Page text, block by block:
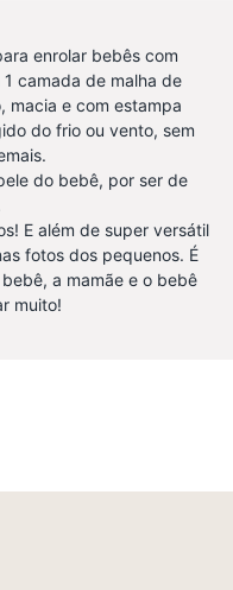
enrolar bebês com
camada de malha de
macia e com estampa
do frio ou vento, sem
do bebê, por ser de
E além de super versátil
fotos dos pequenos. É
a mamãe e o bebê
muito!